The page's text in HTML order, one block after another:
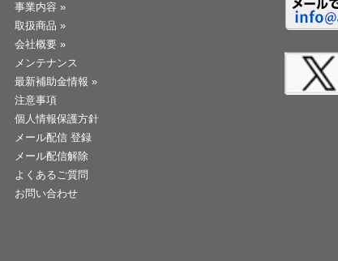
事業内容 »
取扱商品 »
会社概要 »
メンテナンス
最新補助金情報 »
注意事項
個人情報保護方針
メール配信 登録
メール配信解除
よくあるご質問
お問い合わせ